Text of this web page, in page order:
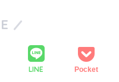
LINE Pocket